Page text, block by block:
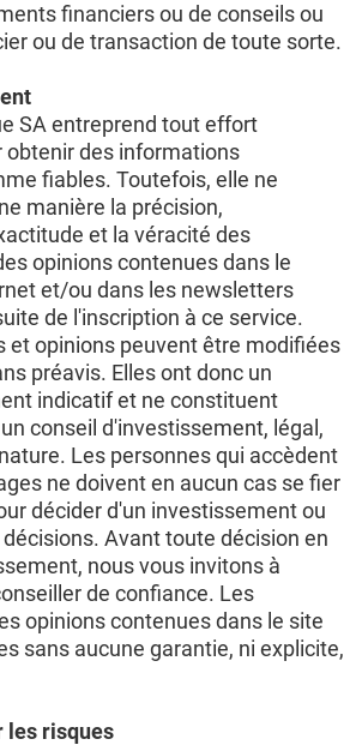
financiers ou de conseils ou
ou de transaction de toute sorte.
SA entreprend tout effort
obtenir des informations
fiables. Toutefois, elle ne
manière la précision,
et la véracité des
opinions contenues dans le
et/ou dans les newsletters
de l'inscription à ce service.
et opinions peuvent être modifiées
préavis. Elles ont donc un
indicatif et ne constituent
conseil d'investissement, légal,
Les personnes qui accèdent
ne doivent en aucun cas se fier
décider d'un investissement ou
Avant toute décision en
nous vous invitons à
de confiance. Les
opinions contenues dans le site
sans aucune garantie, ni explicite,
les risques